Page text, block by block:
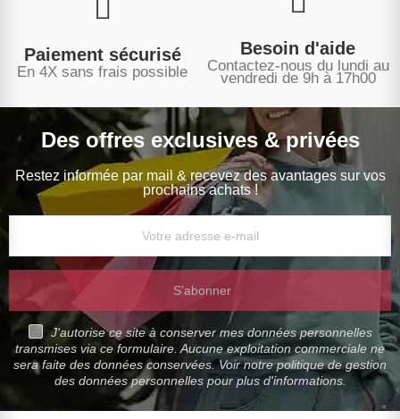
Paiement sécurisé
En 4X sans frais possible
Besoin d'aide
Contactez-nous du lundi au
vendredi de 9h à 17h00
Des offres exclusives & privées
Restez informée par mail & recevez des avantages sur vos
prochains achats !
S’abonner
J'autorise ce site à conserver mes données personnelles
transmises via ce formulaire. Aucune exploitation commerciale ne
sera faite des données conservées. Voir notre politique de gestion
des données personnelles pour plus d'informations.